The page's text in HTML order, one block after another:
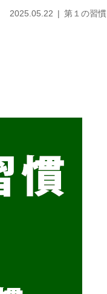
2025.05.22 第１の習慣